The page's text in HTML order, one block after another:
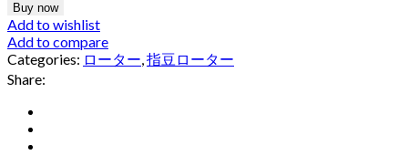
Buy now
Add to wishlist
Add to compare
Categories: ローター,指豆ローター
Share: